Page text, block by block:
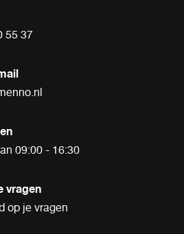
55 37
09:00 - 16:30
vragen
op je vragen